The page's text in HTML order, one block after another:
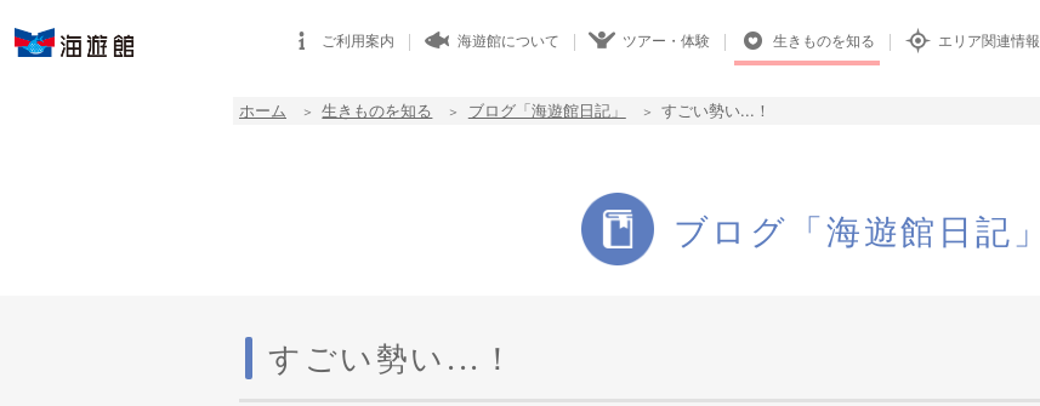
ご利用案内 海遊館について ツアー・体験 生きものを知る エリア関連情報
ホーム 生きものを知る ブログ「海遊館日記」 すごい勢い...！
ブログ「海遊館日記」
すごい勢い...！